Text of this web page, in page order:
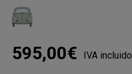
595,00€ IVA incluido